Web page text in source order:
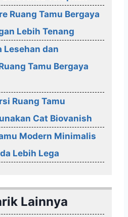
Ruang Tamu Bergaya
Lebih Tenang
Lesehan dan
Tamu Bergaya
Ruang Tamu
Cat Biovanish
Modern Minimalis
Lebih Lega
Lainnya